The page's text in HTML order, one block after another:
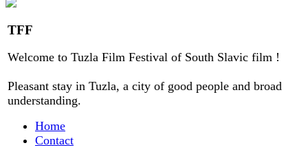
TFF
Welcome to Tuzla Film Festival of South Slavic film !
Pleasant stay in Tuzla, a city of good people and broad
understanding.
Home
Contact